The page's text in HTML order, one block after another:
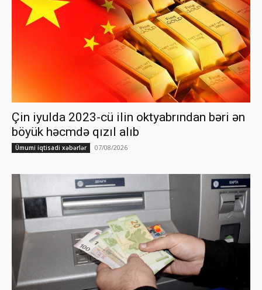
Çin iyulda 2023-cü ilin oktyabrından bəri ən
böyük həcmdə qızıl alıb
Ümumi iqtisadi xəbərlər 07/08/2026